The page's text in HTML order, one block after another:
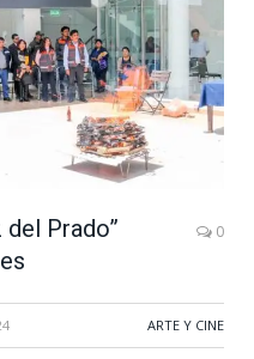
Prado”
0
ARTE Y CINE